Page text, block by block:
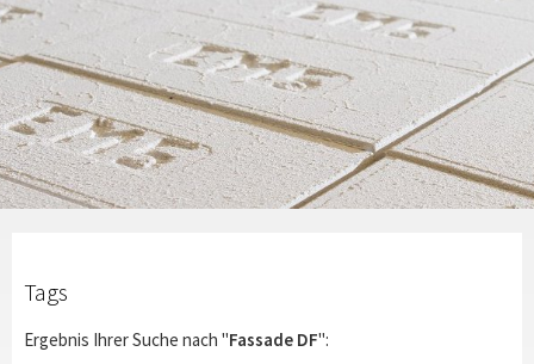
Tags
Ergebnis Ihrer Suche nach "Fassade DF":